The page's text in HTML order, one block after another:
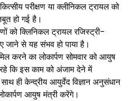
परीक्षण या क्लीनिकल ट्रायल को
हो गई है।
को क्लिनिकल ट्रायल रजिस्ट्री-
जाने से यह संभव हो पाया है।
करने का लोकार्पण सोमवार को आयुष
रहे कि इस काम को अंजाम देने में
ही केन्द्रीय आयुर्वेद विज्ञान अनुसंधान
लोकार्पण आयुष मंत्री करेंगे।